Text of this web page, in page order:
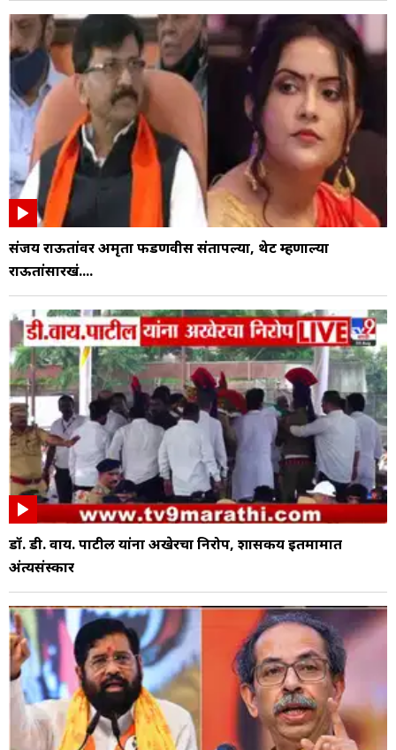
संजय राऊतांवर अमृता फडणवीस संतापल्या, थेट म्हणाल्या
राऊतांसारखं....
डॉ. डी. वाय. पाटील यांना अखेरचा निरोप, शासकीय इतमामात
अंत्यसंस्कार